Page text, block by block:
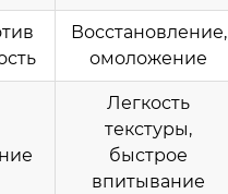
Восстановление,
омоложение
Легкость
текстуры,
быстрое
впитывание